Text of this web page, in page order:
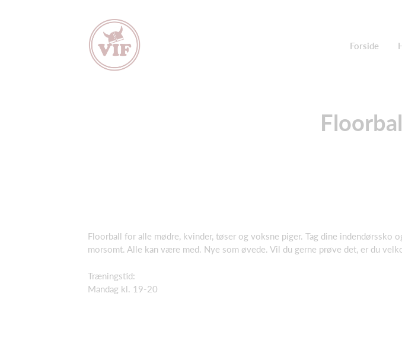
Forside
Floorball for alle mødre, kvinder, tøser og voksne piger. Tag dine
morsomt. Alle kan være med. Nye som øvede. Vil du gerne prøve det, er du
Træningstid:
Mandag kl. 19-20